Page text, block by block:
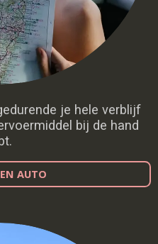
je hele verblijf
bij de hand
AUTO